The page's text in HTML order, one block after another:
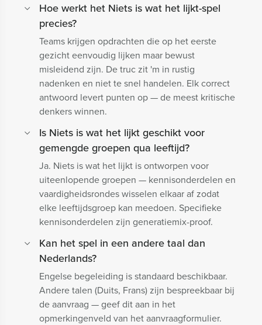
Hoe werkt het Niets is wat het lijkt-spel
precies?
Teams krijgen opdrachten die op het eerste
gezicht eenvoudig lijken maar bewust
misleidend zijn. De truc zit 'm in rustig
nadenken en niet te snel handelen. Elk correct
antwoord levert punten op — de meest kritische
denkers winnen.
Is Niets is wat het lijkt geschikt voor
gemengde groepen qua leeftijd?
Ja. Niets is wat het lijkt is ontworpen voor
uiteenlopende groepen — kennisonderdelen en
vaardigheidsrondes wisselen elkaar af zodat
elke leeftijdsgroep kan meedoen. Specifieke
kennisonderdelen zijn generatiemix-proof.
Kan het spel in een andere taal dan
Nederlands?
Engelse begeleiding is standaard beschikbaar.
Andere talen (Duits, Frans) zijn bespreekbaar bij
de aanvraag — geef dit aan in het
opmerkingenveld van het aanvraagformulier.